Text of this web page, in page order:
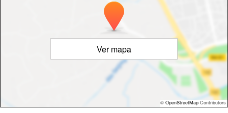
Ver mapa
© OpenStreetMap Contributors